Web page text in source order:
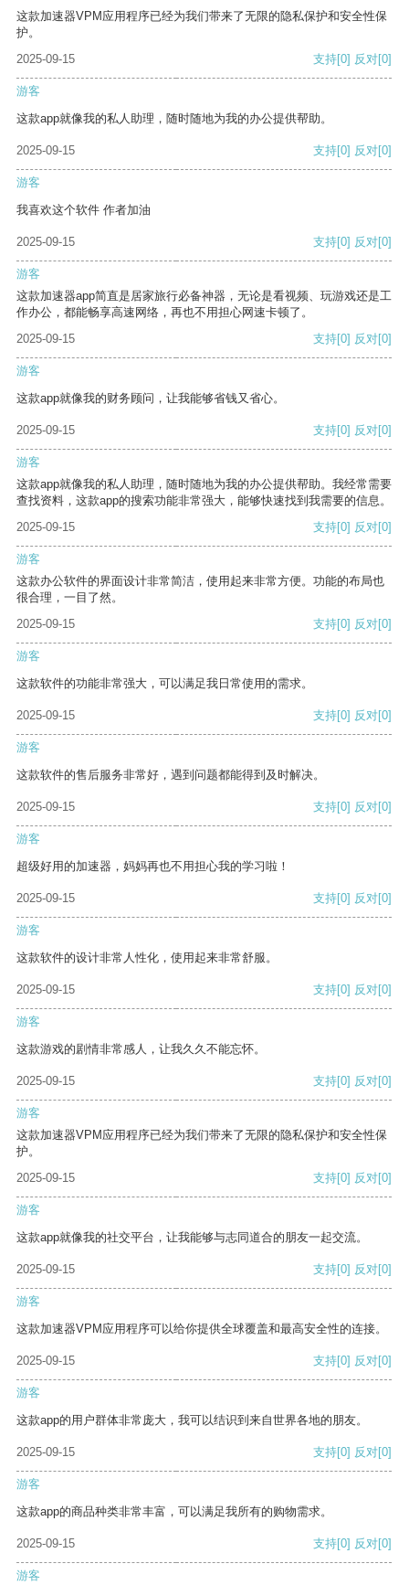
这款加速器VPM应用程序已经为我们带来了无限的隐私保护和安全性保
护。
2025-09-15
支持[0] 反对[0]
游客
这款app就像我的私人助理，随时随地为我的办公提供帮助。
2025-09-15 支持[0] 反对[0]
游客
我喜欢这个软件 作者加油
2025-09-15 支持[0] 反对[0]
游客
这款加速器app简直是居家旅行必备神器，无论是看视频、玩游戏还是工
作办公，都能畅享高速网络，再也不用担心网速卡顿了。
2025-09-15
支持[0] 反对[0]
游客
这款app就像我的财务顾问，让我能够省钱又省心。
2025-09-15 支持[0] 反对[0]
游客
这款app就像我的私人助理，随时随地为我的办公提供帮助。我经常需要
查找资料，这款app的搜索功能非常强大，能够快速找到我需要的信息。
2025-09-15
支持[0] 反对[0]
游客
这款办公软件的界面设计非常简洁，使用起来非常方便。功能的布局也
很合理，一目了然。
2025-09-15
支持[0] 反对[0]
游客
这款软件的功能非常强大，可以满足我日常使用的需求。
2025-09-15 支持[0] 反对[0]
游客
这款软件的售后服务非常好，遇到问题都能得到及时解决。
2025-09-15 支持[0] 反对[0]
游客
超级好用的加速器，妈妈再也不用担心我的学习啦！
2025-09-15 支持[0] 反对[0]
游客
这款软件的设计非常人性化，使用起来非常舒服。
2025-09-15 支持[0] 反对[0]
游客
这款游戏的剧情非常感人，让我久久不能忘怀。
2025-09-15 支持[0] 反对[0]
游客
这款加速器VPM应用程序已经为我们带来了无限的隐私保护和安全性保
护。
2025-09-15
支持[0] 反对[0]
游客
这款app就像我的社交平台，让我能够与志同道合的朋友一起交流。
2025-09-15 支持[0] 反对[0]
游客
这款加速器VPM应用程序可以给你提供全球覆盖和最高安全性的连接。
2025-09-15 支持[0] 反对[0]
游客
这款app的用户群体非常庞大，我可以结识到来自世界各地的朋友。
2025-09-15 支持[0] 反对[0]
游客
这款app的商品种类非常丰富，可以满足我所有的购物需求。
2025-09-15 支持[0] 反对[0]
游客